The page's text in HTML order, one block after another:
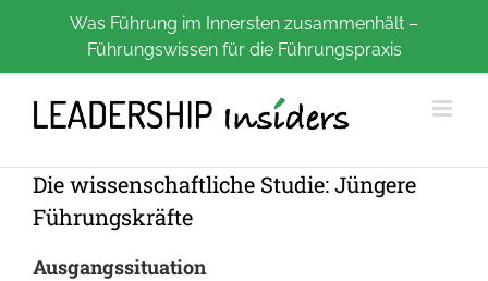
Was Führung im Innersten zusammenhält –
Führungswissen für die Führungspraxis
Die wissenschaftliche Studie: Jüngere
Führungskräfte
Ausgangssituation